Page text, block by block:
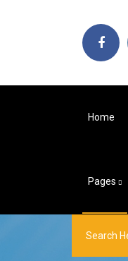
Home
Pages